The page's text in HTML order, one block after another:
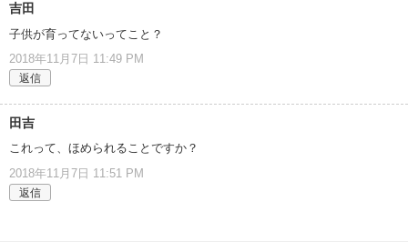
吉田
子供が育ってないってこと？
2018年11月7日 11:49 PM
返信
田吉
これって、ほめられることですか？
2018年11月7日 11:51 PM
返信